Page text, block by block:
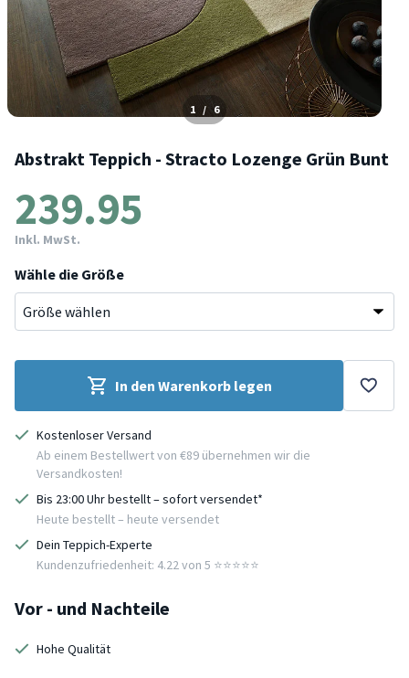
1 / 6
Abstrakt Teppich - Stracto Lozenge Grün Bunt
239.95
Inkl. MwSt.
Wähle die Größe
In den Warenkorb legen
Kostenloser Versand
Ab einem Bestellwert von €89 übernehmen wir die
Versandkosten!
Bis 23:00 Uhr bestellt – sofort versendet*
Heute bestellt – heute versendet
Dein Teppich-Experte
Kundenzufriedenheit: 4.22 von 5 ⭐️⭐️⭐️⭐️⭐️
Vor - und Nachteile
Hohe Qualität